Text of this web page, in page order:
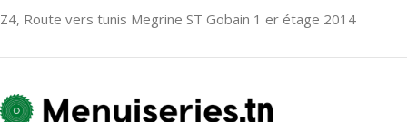
Z4, Route vers tunis Megrine ST Gobain 1 er étage 2014